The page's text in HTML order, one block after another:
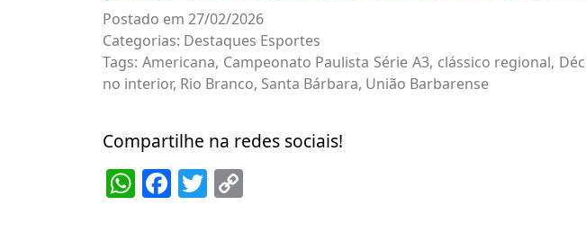
Postado em 27/02/2026
Categorias: Destaques Esportes
Tags: Americana, Campeonato Paulista Série A3, clássico regional,
no interior, Rio Branco, Santa Bárbara, União Barbarense
Compartilhe na redes sociais!
WhatsApp
Facebook
Twitter